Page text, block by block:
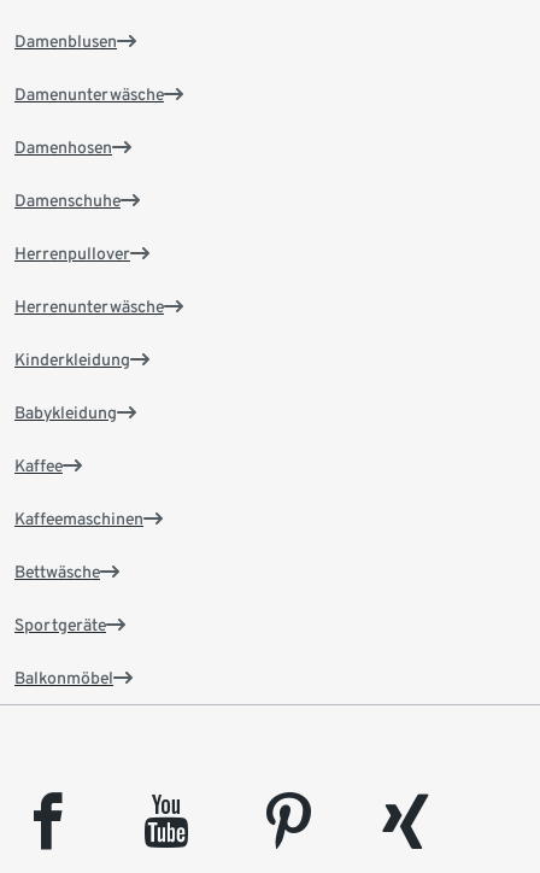
Damenblusen
Damenunterwäsche
Damenhosen
Damenschuhe
Herrenpullover
Herrenunterwäsche
Kinderkleidung
Babykleidung
Kaffee
Kaffeemaschinen
Bettwäsche
Sportgeräte
Balkonmöbel
facebook youtube pinterest
xing